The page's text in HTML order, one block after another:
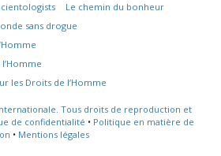
Le chemin du bonheur
sans drogue
les Droits de l’Homme
Tous droits de reproduction et
de confidentialité • Politique en matière de
• Mentions légales